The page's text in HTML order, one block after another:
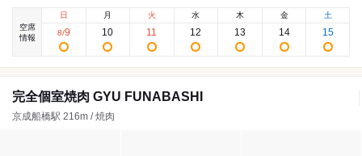
空席
情報
日
8/9
月
10
火
11
水
12
木
13
金
14
土
15
完全個室焼肉 GYU FUNABASHI
京成船橋駅 216m / 焼肉